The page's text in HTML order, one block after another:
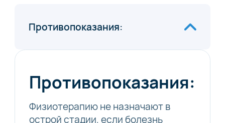
Противопоказания:
Противопоказания:
Физиотерапию не назначают в
острой стадии, если болезнь